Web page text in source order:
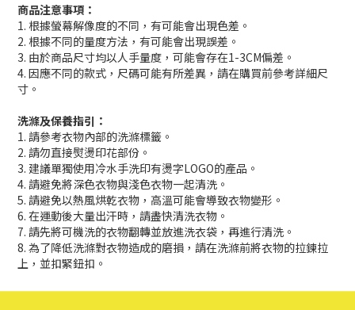
商品注意事項：
1. 根據螢幕解像度的不同，有可能會出現色差。
2. 根據不同的量度方法，有可能會出現誤差。
3. 由於商品尺寸均以人手量度，可能會存在1-3CM偏差。
4. 因應不同的款式，尺碼可能有所差異，請在購買前參考詳細尺
寸。
洗滌及保養指引：
1. 請參考衣物內部的洗滌標籤。
2. 請勿直接熨燙印花部份。
3. 建議單獨使用冷水手洗印有燙字LOGO的產品。
4. 請避免將深色衣物與淺色衣物一起清洗。
5. 請避免以熱風烘乾衣物，高溫可能會導致衣物變形。
6. 在運動後大量出汗時，請盡快清洗衣物。
7. 請先將可機洗的衣物翻轉並放進洗衣袋，再進行清洗。
8. 為了降低洗滌對衣物造成的磨損，請在洗滌前將衣物的拉鍊拉
上，並扣緊鈕扣。